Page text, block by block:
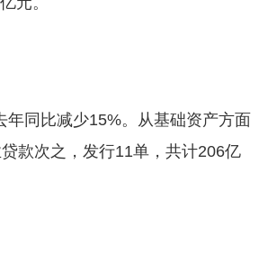
同比减少15%。从基础资产方面
款次之，发行11单，共计206亿